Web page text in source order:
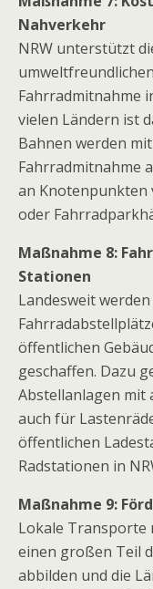
Nahverkehr
NRW unterstützt
Fahrradmitnahme
vielen Ländern ist
Bahnen werden
Fahrradmitnahme
an Knotenpunkten
oder
Maßnahme 8:
Stationen
Landesweit
öffentlichen
geschaffen. Dazu
Abstellanlagen mit
auch für
öffentlichen
Radstationen in
Maßnahme 9:
Lokale Transporte
einen großen Teil
abbilden und die